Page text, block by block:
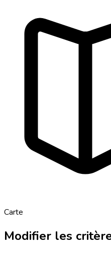
Carte
Modifier les